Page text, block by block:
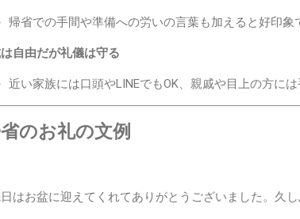
帰省での手間や準備への労いの言葉も加えると好印象
自由だが礼儀は守る
近い家族には口頭やLINEでもOK、親戚や目上の方には
のお礼の文例
日はお盆に迎えてくれてありがとうございました。久